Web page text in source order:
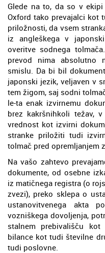
Glede na to, da so v ekipi
Oxford tako prevajalci kot
priložnosti, da vsem
iz angleškega v
overitve sodnega
prevod nima absolutno
smislu. Da bi bil
japonski jezik, veljaven v
tem žigom, saj sodni
le-ta enak izvirnemu
brez kakršnihkoli težav,
vrednost kot izvirni
stranke priložiti tudi
tolmač pred opremljanjem
Na vašo zahtevo
dokumente, od osebne
iz matičnega registra (o
zvezi), preko sklepa o
ustanovitvenega akta
vozniškega dovoljenja,
stalnem prebivališču
bilance kot tudi številne
tudi poslovne.